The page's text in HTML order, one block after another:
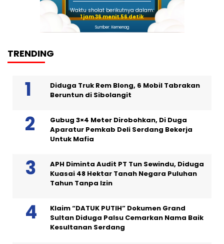
Waktu sholat berikutnya dalam:
1 jam 36 menit 56 detik
Sumber: Kemenag
TRENDING
Diduga Truk Rem Blong, 6 Mobil Tabrakan
Beruntun di Sibolangit
Gubug 3×4 Meter Dirobohkan, Di Duga
Aparatur Pemkab Deli Serdang Bekerja
Untuk Mafia
APH Diminta Audit PT Tun Sewindu, Diduga
Kuasai 48 Hektar Tanah Negara Puluhan
Tahun Tanpa Izin
Klaim “DATUK PUTIH” Dokumen Grand
Sultan Diduga Palsu Cemarkan Nama Baik
Kesultanan Serdang